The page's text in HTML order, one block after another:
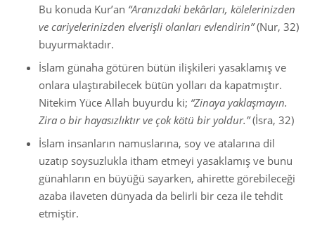
Bu konuda Kur’an “Aranızdaki bekârları, kölelerinizden
ve cariyelerinizden elverişli olanları evlendirin”(Nur, 32)
buyurmaktadır.
İslam günaha götüren bütün ilişkileri yasaklamış ve
onlara ulaştırabilecek bütün yolları da kapatmıştır.
Nitekim Yüce Allah buyurdu ki; “Zinaya yaklaşmayın.
Zira o bir hayasızlıktır ve çok kötü bir yoldur.”(İsra, 32)
İslam insanların namuslarına, soy ve atalarına dil
uzatıp soysuzlukla itham etmeyi yasaklamış ve bunu
günahların en büyüğü sayarken, ahirette görebileceği
azaba ilaveten dünyada da belirli bir ceza ile tehdit
etmiştir.